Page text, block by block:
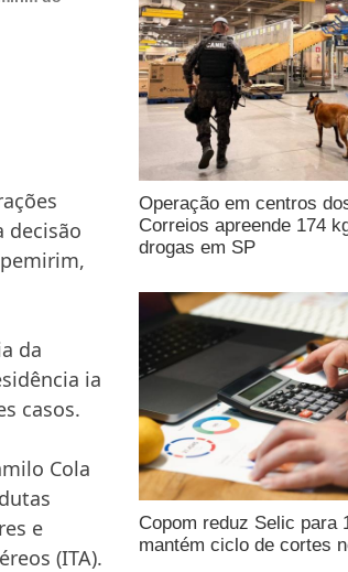
decisão
da
ia
casos.
Cola
e
(ITA).
Operação em centros
Correios apreende 174
drogas em SP
Copom reduz Selic para
mantém ciclo de cortes